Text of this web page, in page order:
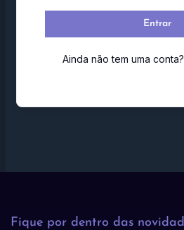
Entrar
Ainda não tem uma conta?
Fique por dentro das